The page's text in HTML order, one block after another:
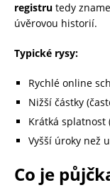
registru tedy
úvěrovou historií.
Typické rysy:
Rychlé online
Nižší částky
Krátká splatnost
Vyšší úroky než
Co je